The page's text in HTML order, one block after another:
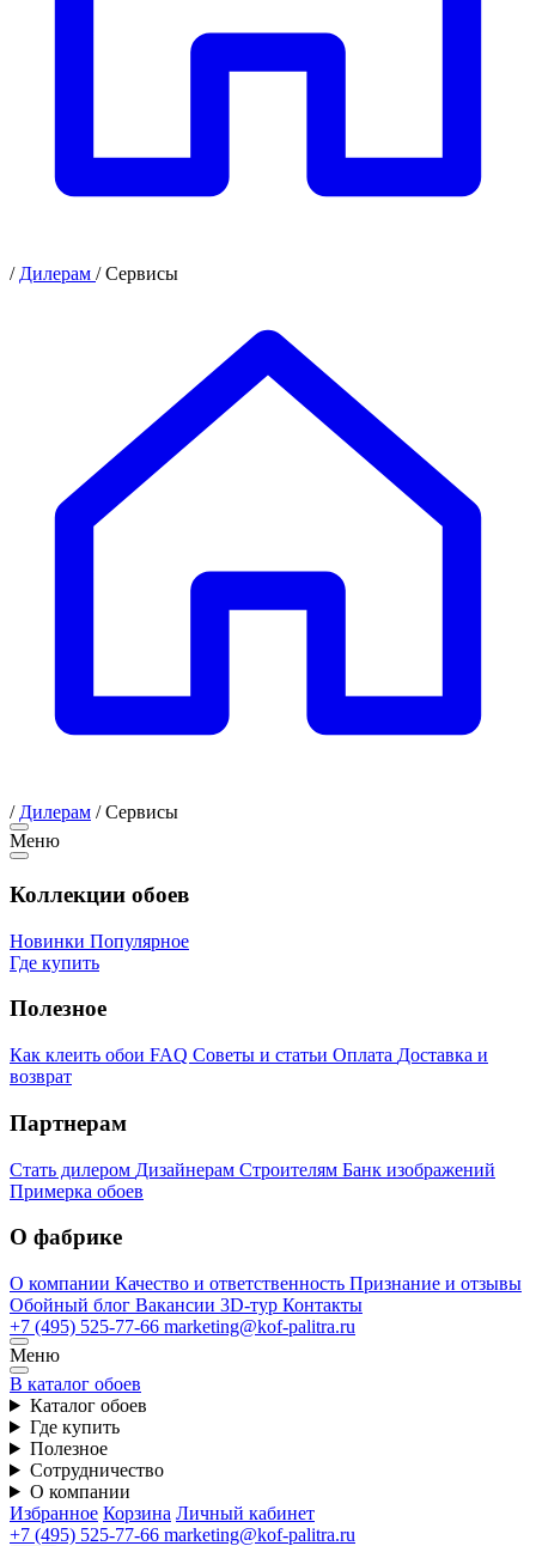
/ Дилерам /Сервисы
/ Дилерам /Сервисы
Меню
Коллекции обоев
Новинки Популярное
Где купить
Полезное
Как клеить обои FAQ Советы и статьи Оплата Доставка и
возврат
Партнерам
Стать дилером Дизайнерам Строителям Банк изображений
Примерка обоев
О фабрике
О компании Качество и ответственность Признание и отзывы
Обойный блог Вакансии 3D-тур Контакты
+7 (495) 525-77-66 marketing@kof-palitra.ru
Меню
В каталог обоев
Каталог обоев
Где купить
Полезное
Сотрудничество
О компании
Избранное Корзина Личный кабинет
+7 (495) 525-77-66 marketing@kof-palitra.ru